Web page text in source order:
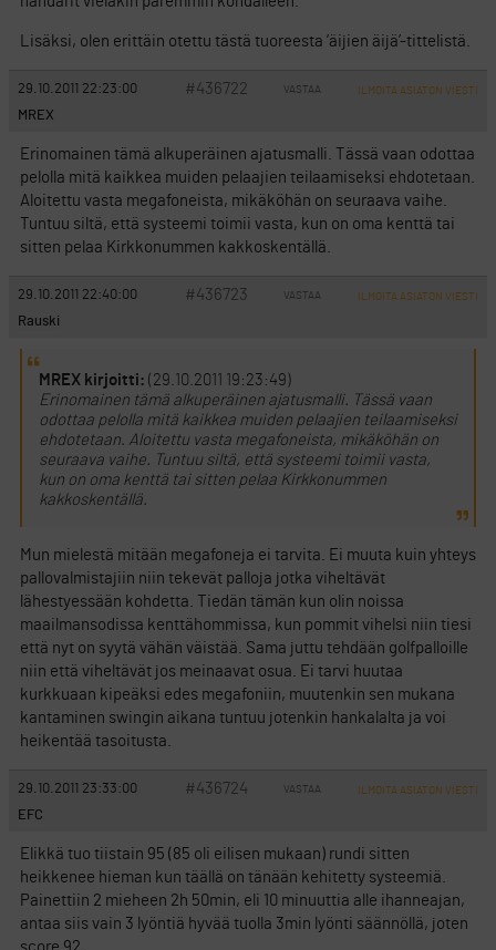
Lisäksi, olen erittäin otettu tästä tuoreesta ’äijien äijä’-tittelistä.
29.10.2011 22:23:00 #436722 VASTAA ILMOITA ASIATON VIESTI
MREX
Erinomainen tämä alkuperäinen ajatusmalli. Tässä vaan odottaa
pelolla mitä kaikkea muiden pelaajien teilaamiseksi ehdotetaan.
Aloitettu vasta megafoneista, mikäköhän on seuraava vaihe.
Tuntuu siltä, että systeemi toimii vasta, kun on oma kenttä tai
sitten pelaa Kirkkonummen kakkoskentällä.
29.10.2011 22:40:00 #436723 VASTAA ILMOITA ASIATON VIESTI
Rauski
MREX kirjoitti: (29.10.2011 19:23:49)
Erinomainen tämä alkuperäinen ajatusmalli. Tässä vaan
odottaa pelolla mitä kaikkea muiden pelaajien teilaamiseksi
ehdotetaan. Aloitettu vasta megafoneista, mikäköhän on
seuraava vaihe. Tuntuu siltä, että systeemi toimii vasta,
kun on oma kenttä tai sitten pelaa Kirkkonummen
kakkoskentällä.
Mun mielestä mitään megafoneja ei tarvita. Ei muuta kuin yhteys
pallovalmistajiin niin tekevät palloja jotka viheltävät
lähestyessään kohdetta. Tiedän tämän kun olin noissa
maailmansodissa kenttähommissa, kun pommit vihelsi niin tiesi
että nyt on syytä vähän väistää. Sama juttu tehdään golfpalloille
niin että viheltävät jos meinaavat osua. Ei tarvi huutaa
kurkkuaan kipeäksi edes megafoniin, muutenkin sen mukana
kantaminen swingin aikana tuntuu jotenkin hankalalta ja voi
heikentää tasoitusta.
29.10.2011 23:33:00 #436724 VASTAA ILMOITA ASIATON VIESTI
EFC
Elikkä tuo tiistain 95 (85 oli eilisen mukaan) rundi sitten
heikkenee hieman kun täällä on tänään kehitetty systeemiä.
Painettiin 2 mieheen 2h 50min, eli 10 minuuttia alle ihanneajan,
antaa siis vain 3 lyöntiä hyvää tuolla 3min lyönti säännöllä, joten
score 92.